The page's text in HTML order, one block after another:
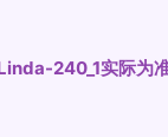
240_1实际为